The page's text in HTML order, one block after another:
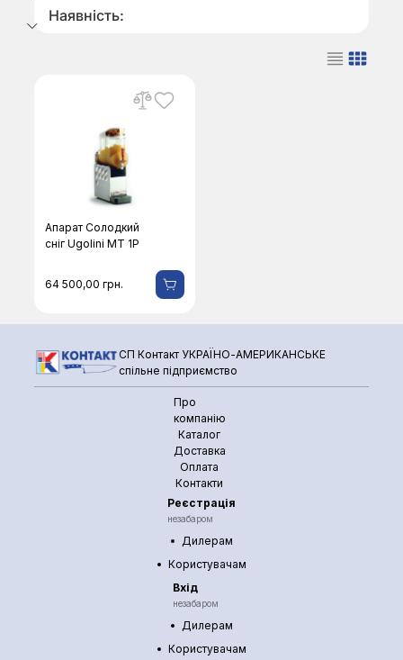
Наявність:
Апарат Солодкий
сніг Ugolini MT 1P
64 500,00грн.
СП Контакт УКРАЇНО-АМЕРИКАНСЬКЕ
спільне підприємство
Про
компанію
Каталог
Доставка
Оплата
Контакти
Реєстрація
незабаром
Дилерам
Користувачам
Вхід
незабаром
Дилерам
Користувачам